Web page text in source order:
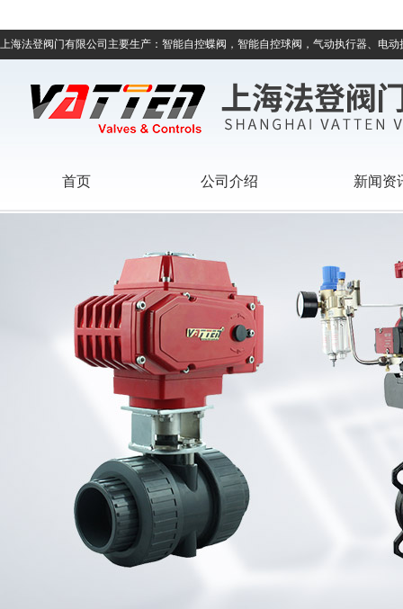
上海法登阀门有限公司主要生产：智能自控蝶阀，智能自控球阀，气动执行器、电
首页 公司介绍 新闻资